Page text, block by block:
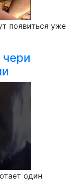
появиться уже
один